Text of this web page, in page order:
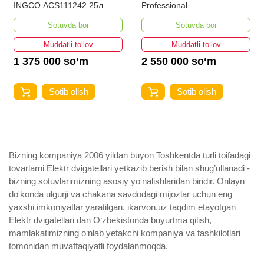
INGCO ACS111242 25л
Sotuvda bor
Muddatli to‘lov
1 375 000 so‘m
Sotib olish
Professional
Sotuvda bor
Muddatli to‘lov
2 550 000 so‘m
Sotib olish
Bizning kompaniya 2006 yildan buyon Toshkentda turli toifadagi
tovarlarni Elektr dvigatellari yetkazib berish bilan shug’ullanadi ­
bizning sotuvlarimizning asosiy yo'nalishlaridan biridir. Onlayn
do'konda ulgurji va chakana savdodagi mijozlar uchun eng
yaxshi imkoniyatlar yaratilgan. ikarvon.uz taqdim etayotgan
Elektr dvigatellari dan O‘zbekistonda buyurtma qilish,
mamlakatimizning o‘nlab yetakchi kompaniya va tashkilotlari
tomonidan muvaffaqiyatli foydalanmoqda.